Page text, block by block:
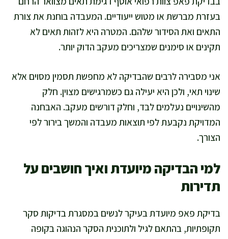
בעזרת מברשת או מטוש ייעודיים. המעבדה בוחנת את צורת
התאים ואת הסידור שלהם. המטרה היא לזהות תאים לא
תקינים או סימנים שמצריכים מעקב הדוק יותר.
אני מסבירה לרבים שהבדיקה לא מחפשת תסמין מסוים אלא
שינוי תאי, ולכן היא יעילה גם כשמרגישים מצוין. חלק
מהשינויים נעלמים לבד, וחלק דורשים מעקב. האבחנה
המדויקת נקבעת לפי תוצאות מעבדה והמשך בירור לפי
הצורך.
למי הבדיקה מיועדת ואיך חושבים על
תדירות
בדיקת פאפ מיועדת בעיקר לנשים במסגרת בדיקות סקר
תקופתיות, בהתאם לגיל ולתוכנית הסקר הנהוגה בקופה